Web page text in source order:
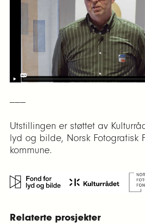
Utstillingen er støttet av
lyd og bilde, Norsk Fotografisk
kommune.
Relaterte prosjekter